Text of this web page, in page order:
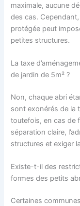
maximale, aucune
des cas.
protégée peut
petites structures.
La taxe
de jardin de 5m² ?
Non, chaque abri
sont exonérés de la
toutefois, en cas de
séparation claire,
structures et exiger
Existe-t-il des
formes des petits
Certaines